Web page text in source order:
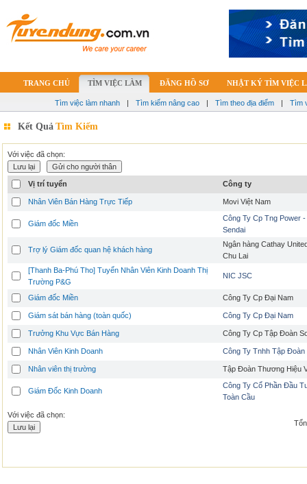
TRANG CHỦ TÌM VIỆC LÀM ĐĂNG HỒ SƠ NHẬT KÝ TÌM VIỆC
Tìm việc làm nhanh | Tìm kiếm nâng cao | Tìm theo địa điểm | Tìm
Kết Quả Tìm Kiếm
Với việc đã chọn:
Vị trí tuyển Công ty
Nhân Viên Bán Hàng Trực Tiếp Movi Việt Nam
Giám đốc Miền
Công Ty Cp Tng Power
Sendai
Trợ lý Giám đốc quan hệ khách hàng
Ngân hàng Cathay
Chu Lai
[Thanh Ba-Phú Tho] Tuyển Nhân Viên Kinh Doanh Thị
Trường P&G
NIC JSC
Giám đốc Miền Công Ty Cp Đại Nam
Giám sát bán hàng (toàn quốc) Công Ty Cp Đại Nam
Trưởng Khu Vực Bán Hàng Công Ty Cp Tập Đoàn
Nhân Viên Kinh Doanh Công Ty Tnhh Tập
Nhân viên thị trường Tập Đoàn Thương Hiệu
Giám Đốc Kinh Doanh
Công Ty Cổ Phần Đầu
Toàn Cầu
Với việc đã chọn: